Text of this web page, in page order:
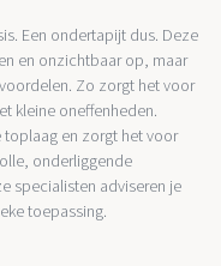
Een ondertapijt dus. Deze
en onzichtbaar op, maar
Zo zorgt het voor
kleine oneffenheden.
toplaag en zorgt het voor
onderliggende
specialisten adviseren je
toepassing.